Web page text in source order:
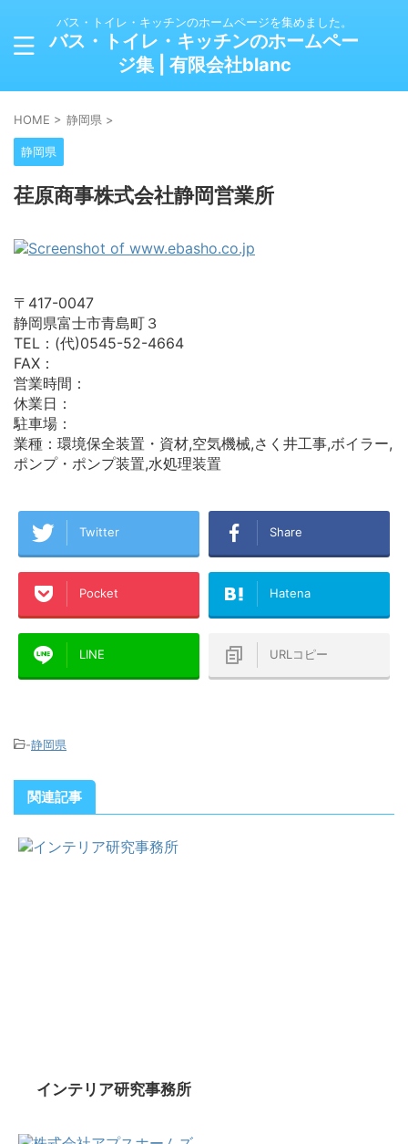
バス・トイレ・キッチンのホームページを集めました。
バス・トイレ・キッチンのホームペー
ジ集 | 有限会社blanc
HOME > 静岡県 >
静岡県
荏原商事株式会社静岡営業所
〒417-0047
静岡県富士市青島町３
TEL：(代)0545-52-4664
FAX：
営業時間：
休業日：
駐車場：
業種：環境保全装置・資材,空気機械,さく井工事,ボイラー,
ポンプ・ポンプ装置,水処理装置
Twitter Share
Pocket Hatena
LINE URLコピー
-静岡県
関連記事
インテリア研究事務所